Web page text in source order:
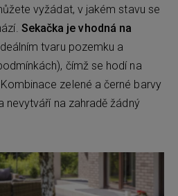
vyžádat, v jakém stavu se
Sekačka je vhodná na
tvaru pozemku a
čímž se hodí na
zelené a černé barvy
nevytváří na zahradě žádný